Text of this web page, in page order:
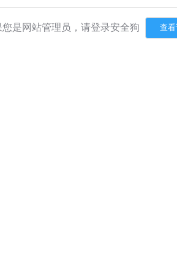
您是网站管理员，请登录安全狗